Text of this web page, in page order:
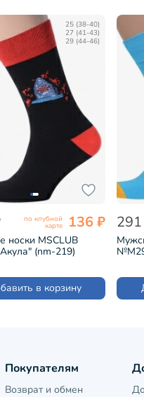
25 (38-40)
27 (41-43)
29 (44-46)
по клубной
карте 136 ₽
носки MSCLUB
(nm-219)
в корзину
Покупателям
Возврат и обмен